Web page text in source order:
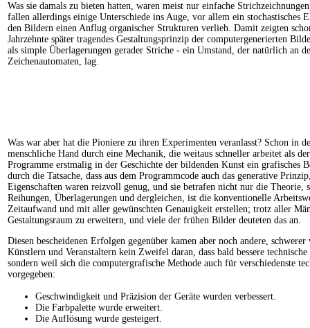
Was sie damals zu bieten hatten, waren meist nur einfache
fallen allerdings einige Unterschiede ins Auge, vor allem ein
den Bildern einen Anflug organischer Strukturen verlieh. Damit zeigten
Jahrzehnte später tragendes Gestaltungsprinzip der computergenerierten
als simple Überlagerungen gerader Striche - ein Umstand, der natürlich an
Zeichenautomaten, lag.
Was war aber hat die Pioniere zu ihren Experimenten veranlasst? Schon in
menschliche Hand durch eine Mechanik, die weitaus schneller arbeitet als
Programme erstmalig in der Geschichte der bildenden Kunst ein grafisches
durch die Tatsache, dass aus dem Programmcode auch das generative
Eigenschaften waren reizvoll genug, und sie betrafen nicht nur die
Reihungen, Überlagerungen und dergleichen, ist die konventionelle
Zeitaufwand und mit aller gewünschten Genauigkeit erstellen; trotz aller
Gestaltungsraum zu erweitern, und viele der frühen Bilder deuteten das an.
Diesen bescheidenen Erfolgen gegenüber kamen aber noch andere,
Künstlern und Veranstaltern kein Zweifel daran, dass bald bessere
sondern weil sich die computergrafische Methode auch für verschiedenste
vorgegeben:
Geschwindigkeit und Präzision der Geräte wurden verbessert.
Die Farbpalette wurde erweitert.
Die Auflösung wurde gesteigert.